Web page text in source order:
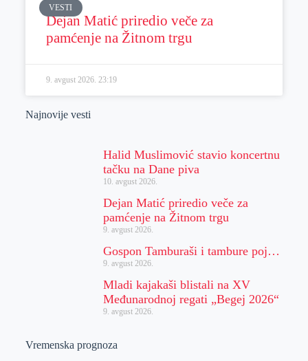
VESTI
Dejan Matić priredio veče za
pamćenje na Žitnom trgu
9. avgust 2026. 23:19
Najnovije vesti
Halid Muslimović stavio koncertnu
tačku na Dane piva
10. avgust 2026.
Dejan Matić priredio veče za
pamćenje na Žitnom trgu
9. avgust 2026.
Gospon Tamburaši i tambure poj…
9. avgust 2026.
Mladi kajakaši blistali na XV
Međunarodnoj regati „Begej 2026“
9. avgust 2026.
Vremenska prognoza